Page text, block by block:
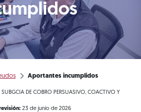
Aportantes incumplidos
SUBGCIA DE COBRO PERSUASIVO, COACTIVO Y
23 de junio de 2026